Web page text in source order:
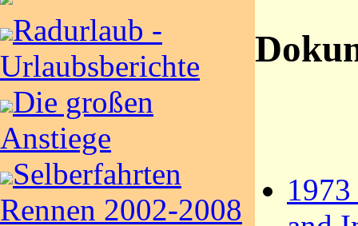
Radurlaub -
Urlaubsberichte
Die großen
Anstiege
Selberfahrten
Rennen 2002-2008